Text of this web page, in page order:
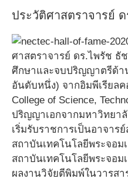
ประวัติศาสตราจารย์
ศาสตราจารย์ ดร.ไพรัช ธั
ศึกษาและจบปริญญาตรีด้า
อันดับหนึ่ง) จากอิมพีเรียล
College of Science,
ปริญญาเอกจากมหาวิทยา
เริ่มรับราชการเป็นอาจาร
สถาบันเทคโนโลยีพระจอม
สถาบันเทคโนโลยีพระจอ
ผลงานวิจัยตีพิมพ์ในวารส